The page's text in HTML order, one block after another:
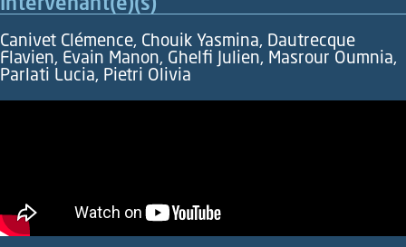
Canivet Clémence, Chouik Yasmina, Dautrecque
Flavien, Evain Manon, Ghelfi Julien, Masrour Oumnia,
Parlati Lucia, Pietri Olivia